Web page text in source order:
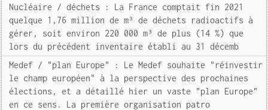
Nucléaire / déchets : La France comptait fin 2021
quelque 1,76 million de m³ de déchets radioactifs à
gérer, soit environ 220 000 m³ de plus (14 %) que
lors du précédent inventaire établi au 31 décemb
Medef / "plan Europe" : Le Medef souhaite "réinvestir
le champ européen" à la perspective des prochaines
élections, et a détaillé hier un vaste "plan Europe"
en ce sens. La première organisation patro